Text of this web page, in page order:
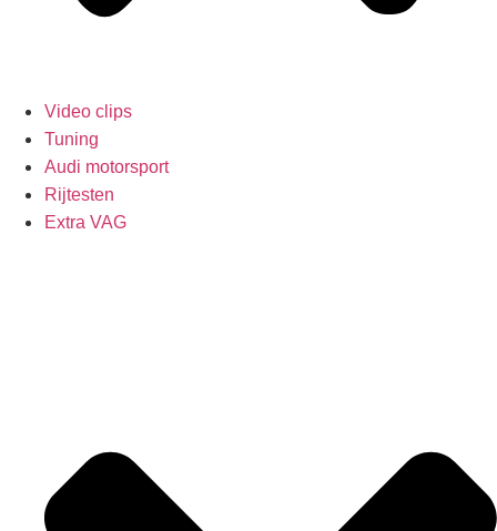
Video clips
Tuning
Audi motorsport
Rijtesten
Extra VAG